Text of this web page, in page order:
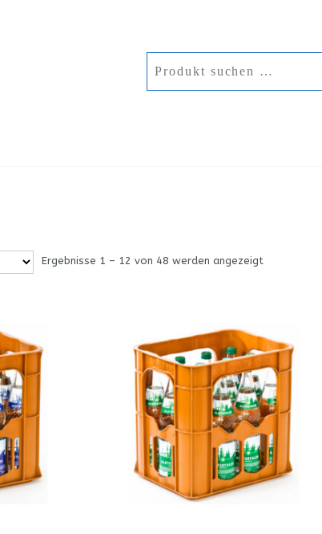
Ergebnisse 1 – 12 von 48 werden angezeigt